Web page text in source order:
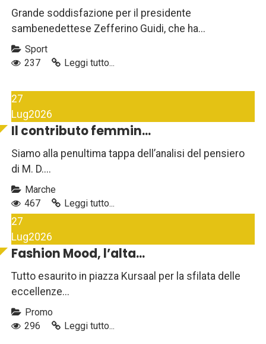
Grande soddisfazione per il presidente
sambenedettese Zefferino Guidi, che ha...
Sport
237
Leggi tutto...
27
Lug2026
Il contributo femmin...
Siamo alla penultima tappa dell’analisi del pensiero
di M. D....
Marche
467
Leggi tutto...
27
Lug2026
Fashion Mood, l’alta...
Tutto esaurito in piazza Kursaal per la sfilata delle
eccellenze...
Promo
296
Leggi tutto...